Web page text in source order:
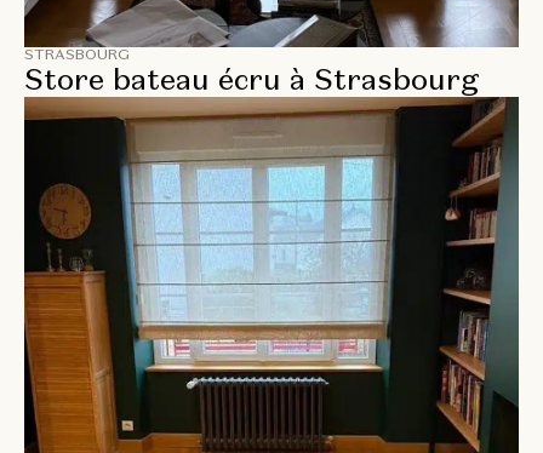
STRASBOURG
Store bateau écru à Strasbourg